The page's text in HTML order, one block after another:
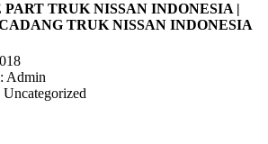
PART TRUK NISSAN INDONESIA |
TRUK NISSAN INDONESIA
Admin
Uncategorized